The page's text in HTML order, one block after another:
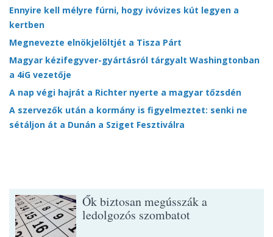
Ennyire kell mélyre fúrni, hogy ivóvizes kút legyen a
kertben
Megnevezte elnökjelöltjét a Tisza Párt
Magyar kézifegyver-gyártásról tárgyalt Washingtonban
a 4iG vezetője
A nap végi hajrát a Richter nyerte a magyar tőzsdén
A szervezők után a kormány is figyelmeztet: senki ne
sétáljon át a Dunán a Sziget Fesztiválra
Ők biztosan megússzák a
ledolgozós szombatot